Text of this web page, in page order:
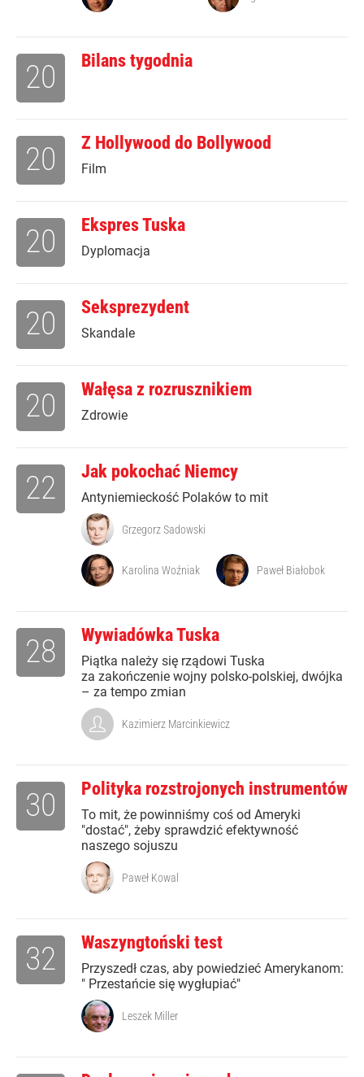
Bilans tygodnia
20
Z Hollywood do Bollywood
Film
20
Ekspres Tuska
Dyplomacja
20
Seksprezydent
Skandale
20
Wałęsa z rozrusznikiem
Zdrowie
20
Jak pokochać Niemcy
Antyniemieckość Polaków to mit
22
Grzegorz Sadowski
Karolina Woźniak Paweł Białobok
Wywiadówka Tuska
Piątka należy się rządowi Tuska
za zakończenie wojny polsko-polskiej, dwójka
– za tempo zmian
28
Kazimierz Marcinkiewicz
Polityka rozstrojonych instrumentów
To mit, że powinniśmy coś od Ameryki
"dostać", żeby sprawdzić efektywność
naszego sojuszu
30
Paweł Kowal
Waszyngtoński test
Przyszedł czas, aby powiedzieć Amerykanom:
" Przestańcie się wygłupiać"
32
Leszek Miller